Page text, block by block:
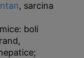
, sarcina
boli